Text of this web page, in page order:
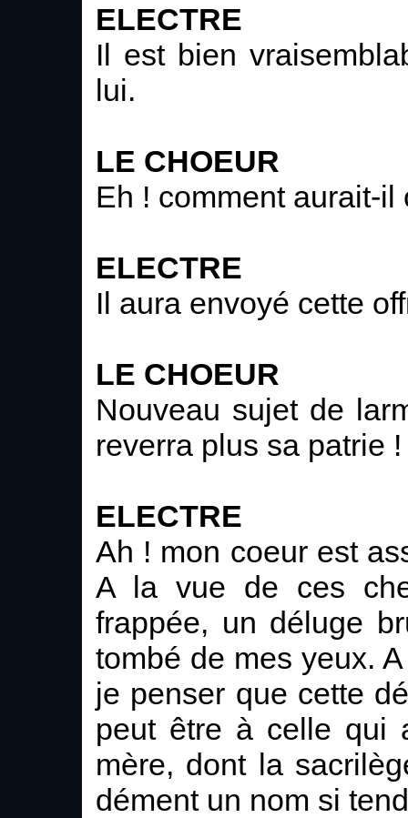
ELECTRE
Il est bien
lui.
LE CHOEUR
Eh ! comment aurait-
ELECTRE
Il aura envoyé cette
LE CHOEUR
Nouveau sujet de
reverra plus sa patrie !
ELECTRE
Ah ! mon coeur est
A la vue de ces
frappée, un déluge
tombé de mes yeux.
je penser que cette
peut être à celle qui
mère, dont la
dément un nom si